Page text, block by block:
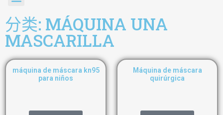
分类: MÁQUINA UNA
MASCARILLA
máquina de máscara kn95
para niños
Máquina de máscara
quirúrgica